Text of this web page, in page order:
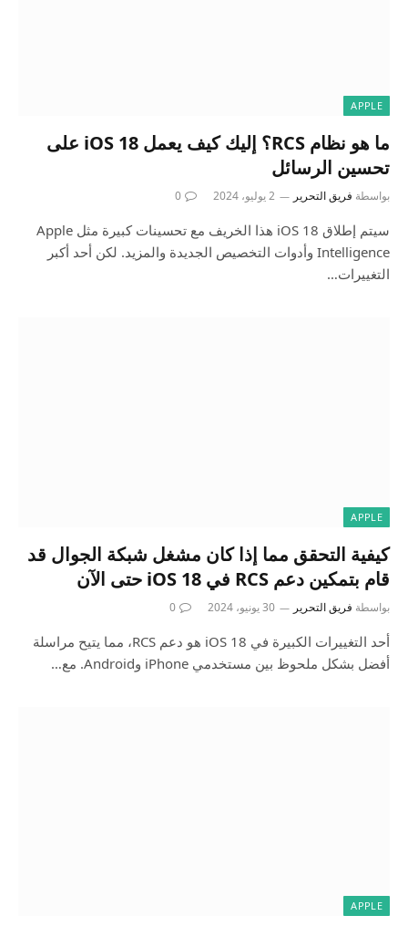
APPLE
ما هو نظام RCS؟ إليك كيف يعمل iOS 18 على
تحسين الرسائل
بواسطة فريق التحرير 2 يوليو، 2024 0
سيتم إطلاق iOS 18 هذا الخريف مع تحسينات كبيرة مثل Apple
Intelligence وأدوات التخصيص الجديدة والمزيد. لكن أحد أكبر
التغييرات…
APPLE
كيفية التحقق مما إذا كان مشغل شبكة الجوال قد
قام بتمكين دعم RCS في iOS 18 حتى الآن
بواسطة فريق التحرير 30 يونيو، 2024 0
أحد التغييرات الكبيرة في iOS 18 هو دعم RCS، مما يتيح مراسلة
أفضل بشكل ملحوظ بين مستخدمي iPhone وAndroid. مع…
APPLE